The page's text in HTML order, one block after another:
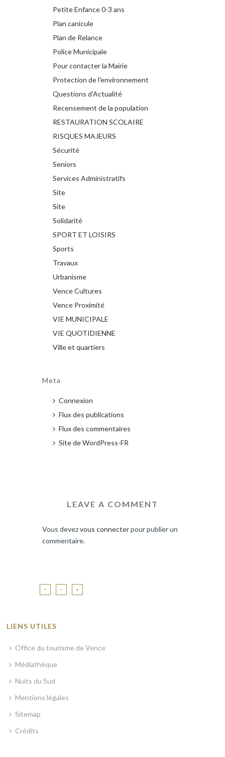
Petite Enfance 0-3 ans
Plan canicule
Plan de Relance
Police Municipale
Pour contacter la Mairie
Protection de l'environnement
Questions d'Actualité
Recensement de la population
RESTAURATION SCOLAIRE
RISQUES MAJEURS
Sécurité
Seniors
Services Administratifs
Site
Site
Solidarité
SPORT ET LOISIRS
Sports
Travaux
Urbanisme
Vence Cultures
Vence Proximité
VIE MUNICIPALE
VIE QUOTIDIENNE
Ville et quartiers
Meta
Connexion
Flux des publications
Flux des commentaires
Site de WordPress-FR
LEAVE A COMMENT
Vous devezvous connecterpour publier un
commentaire.
LIENS UTILES
Office du tourisme de Vence
Médiathèque
Nuits du Sud
Mentions légales
Sitemap
Crédits